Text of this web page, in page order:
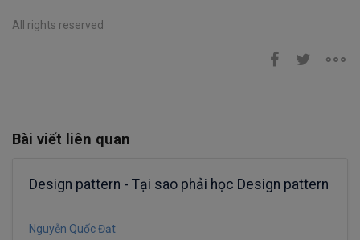
All rights reserved
Bài viết liên quan
Design pattern - Tại sao phải học Design pattern
Nguyễn Quốc Đạt